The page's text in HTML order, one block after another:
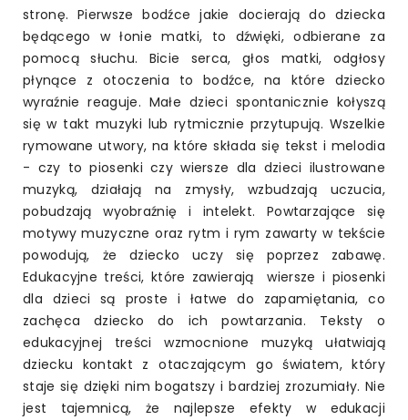
stronę. Pierwsze bodźce jakie docierają do dziecka
będącego w łonie matki, to dźwięki, odbierane za
pomocą słuchu. Bicie serca, głos matki, odgłosy
płynące z otoczenia to bodźce, na które dziecko
wyraźnie reaguje. Małe dzieci spontanicznie kołyszą
się w takt muzyki lub rytmicznie przytupują. Wszelkie
rymowane utwory, na które składa się tekst i melodia
- czy to piosenki czy wiersze dla dzieci ilustrowane
muzyką, działają na zmysły, wzbudzają uczucia,
pobudzają wyobraźnię i intelekt. Powtarzające się
motywy muzyczne oraz rytm i rym zawarty w tekście
powodują, że dziecko uczy się poprzez zabawę.
Edukacyjne treści, które zawierają wiersze i piosenki
dla dzieci są proste i łatwe do zapamiętania, co
zachęca dziecko do ich powtarzania. Teksty o
edukacyjnej treści wzmocnione muzyką ułatwiają
dziecku kontakt z otaczającym go światem, który
staje się dzięki nim bogatszy i bardziej zrozumiały. Nie
jest tajemnicą, że najlepsze efekty w edukacji